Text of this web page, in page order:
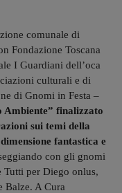
comunale di
Fondazione Toscana
I Guardiani dell’oca
culturali e di
di Gnomi in Festa –
finalizzato
sui temi della
fantastica e
con gli gnomi
Tutti per Diego onlus,
Balze. A Cura